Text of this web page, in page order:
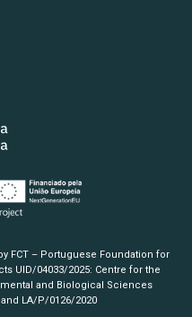
FCT – Portuguese Foundation for
UID/04033/2025: Centre for the
and Biological Sciences
and LA/P/0126/2020